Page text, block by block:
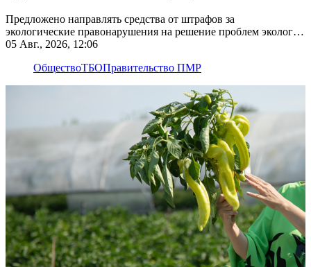
Предложено направлять средства от штрафов за
экологические правонарушения на решение проблем экологии
на этих территориях
05 Авг., 2026, 12:06
ОбществоТБОПравительство ПМР